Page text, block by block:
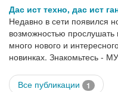
Дас ист техно, дас ист
Недавно в сети появился
возможностью
много нового и
новинках. Знакомьтесь -
Все публикации 1